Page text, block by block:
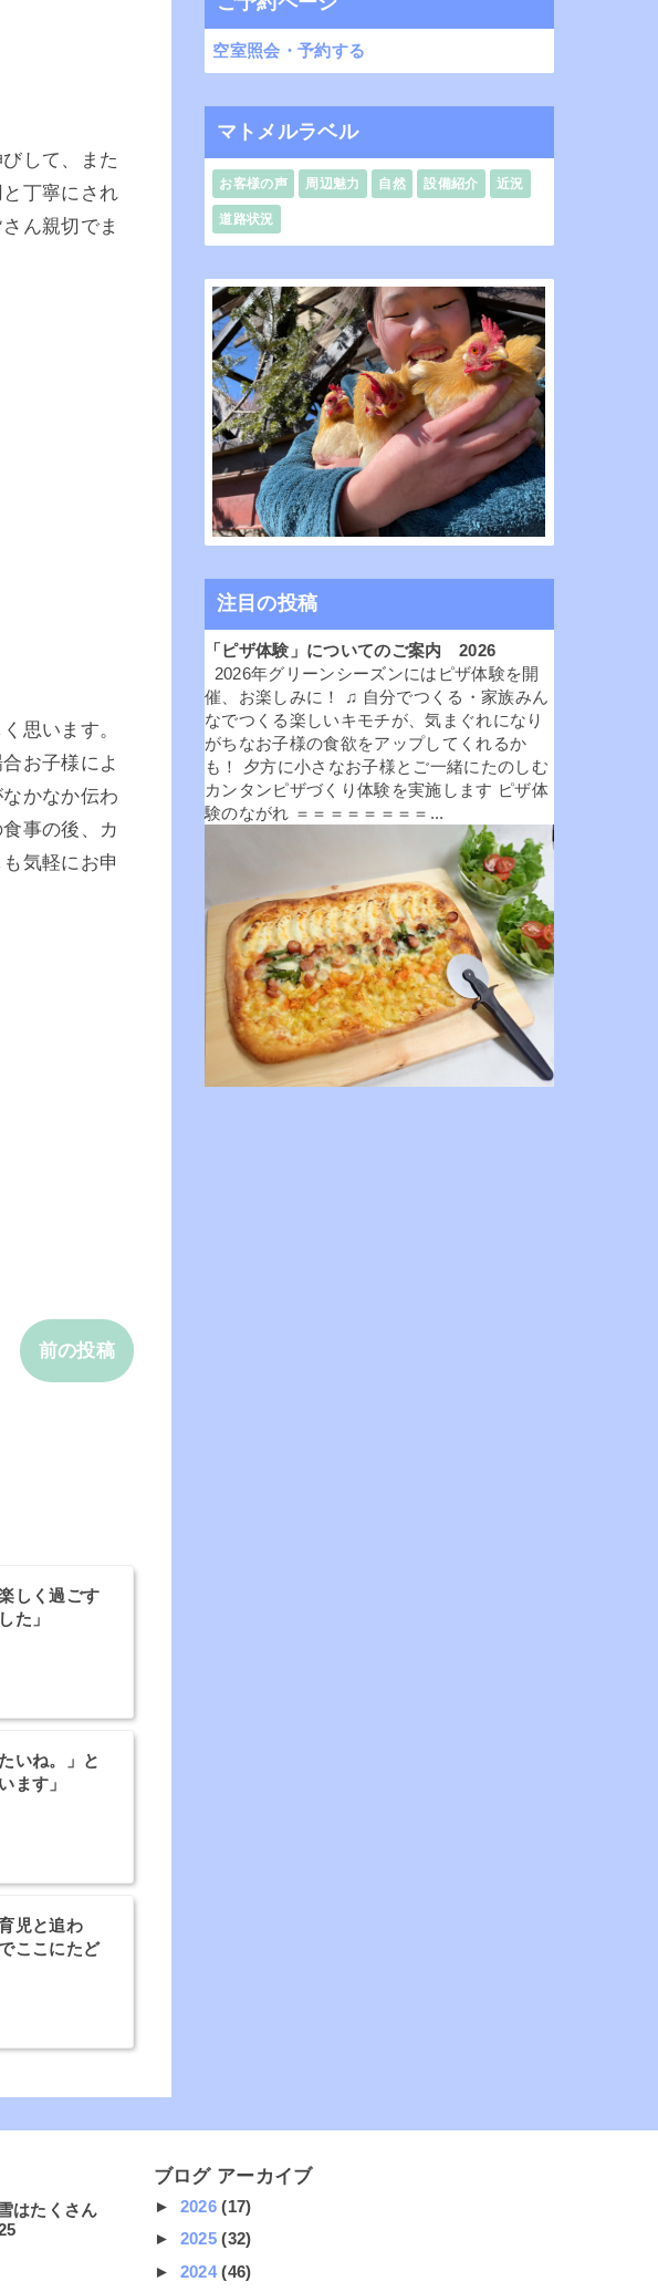
して、また
丁寧にされ
ん親切でま
思います。
お子様によ
かなか伝わ
事の後、カ
気軽にお申
前の投稿
しく過ごす
た」
いね。」と
ます」
児と追わ
ここにたど
空室照会・予約する
マトメルラベル
お客様の声 周辺魅力 自然 設備紹介 近況
道路状況
注目の投稿
「ピザ体験」についてのご案内 2026
2026年グリーンシーズンにはピザ体験を開
催、お楽しみに！ ♫ 自分でつくる・家族みん
なでつくる楽しいキモチが、気まぐれになり
がちなお子様の食欲をアップしてくれるか
も！ 夕方に小さなお子様とご一緒にたのしむ
カンタンピザづくり体験を実施します ピザ体
験のながれ ＝＝＝＝＝＝＝＝...
はたくさん
ブログ アーカイブ
► 2026(17)
► 2025(32)
► 2024(46)